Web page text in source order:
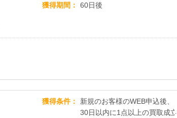
獲得期間
60日後
獲得条件
新規のお客様のWEB申込後、
30日以内に1点以上の買取成立